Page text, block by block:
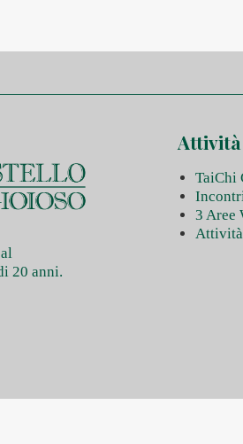
20 anni.
TaiChi
3 Aree